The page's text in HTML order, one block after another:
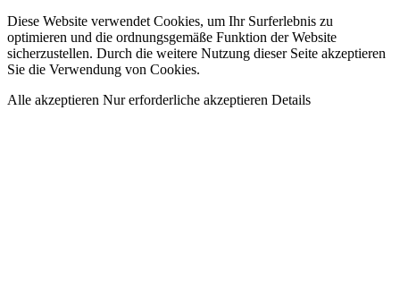
Diese Website verwendet Cookies, um Ihr Surferlebnis zu
optimieren und die ordnungsgemäße Funktion der Website
sicherzustellen. Durch die weitere Nutzung dieser Seite akzeptieren
Sie die Verwendung von Cookies.
Alle akzeptieren Nur erforderliche akzeptieren Details